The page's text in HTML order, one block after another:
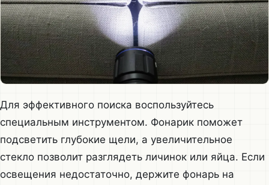
Для эффективного поиска воспользуйтесь
специальным инструментом. Фонарик поможет
подсветить глубокие щели, а увеличительное
стекло позволит разглядеть личинок или яйца. Если
освещения недостаточно, держите фонарь на